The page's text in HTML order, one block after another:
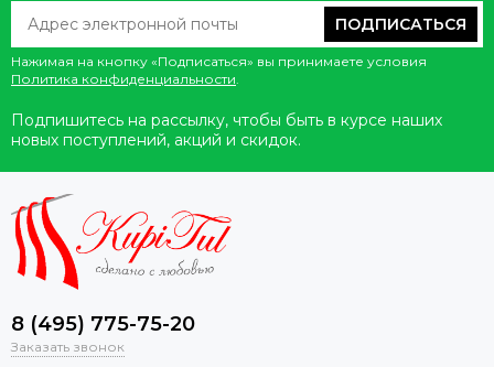
ПОДПИСАТЬСЯ
Нажимая на кнопку «Подписаться» вы принимаете условия
Политика конфиденциальности
Подпишитесь на рассылку, чтобы быть в курсе наших
новых поступлений, акций и скидок.
8 (495) 775-75-20
Заказать звонок